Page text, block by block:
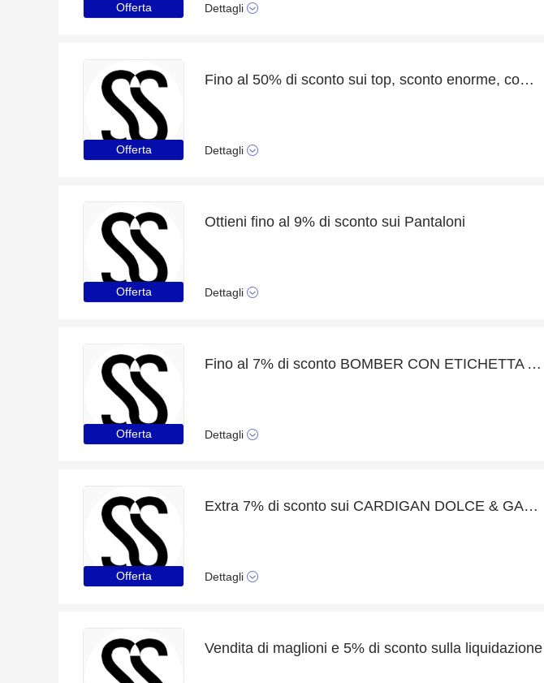
Offerta Dettagli
Offerta
Fino al 50% di sconto sui top, sconto enorme, compra ora!
Dettagli
Offerta
Ottieni fino al 9% di sconto sui Pantaloni
Dettagli
Offerta
Fino al 7% di sconto BOMBER CON ETICHETTA AMIRI IN RUM e molte altre offerte
Dettagli
Offerta
Extra 7% di sconto sui CARDIGAN DOLCE & GABBANA IN PUNTO RETE online
Dettagli
Vendita di maglioni e 5% di sconto sulla liquidazione